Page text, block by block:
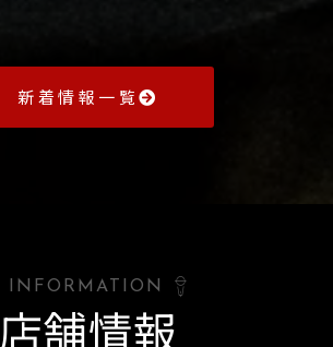
新着情報一覧
INFORMATION
店舗情報